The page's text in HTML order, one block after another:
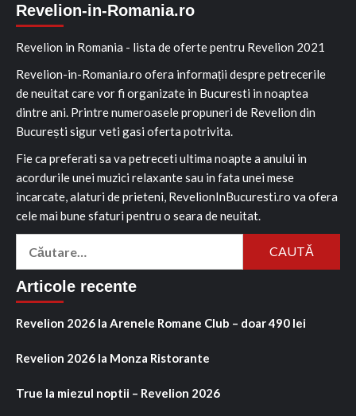
Revelion-in-Romania.ro
Revelion in Romania - lista de oferte pentru Revelion 2021
Revelion-in-Romania.ro ofera informații despre petrecerile
de neuitat care vor fi organizate in Bucuresti in noaptea
dintre ani. Printre numeroasele propuneri de Revelion din
București sigur veti gasi oferta potrivita.
Fie ca preferati sa va petreceti ultima noapte a anului in
acordurile unei muzici relaxante sau in fata unei mese
incarcate, alaturi de prieteni, RevelionInBucuresti.ro va ofera
cele mai bune sfaturi pentru o seara de neuitat.
Caută
Articole recente
Revelion 2026 la Arenele Romane Club – doar 490 lei
Revelion 2026 la Monza Ristorante
True la miezul noptii – Revelion 2026